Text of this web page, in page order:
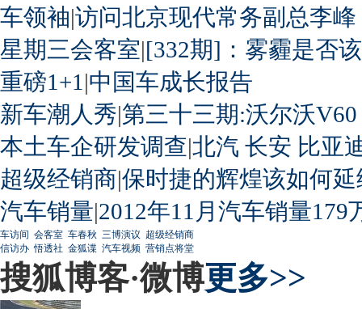
车领袖|访问北京现代常务副总李峰
星期三会客室|[332期]：雾霾是否
重磅1+1 |中国车成长报告
新车潮人秀|第三十三期:沃尔沃
本土车企研发调查|北汽 长安 比亚
超级经销商|保时捷的辉煌该如何延
汽车销量|2012年11月汽车销量179
车访间 会客室 车春秋 三博演议 超级经销商
信访办 悟透社 金狐谍 汽车视频 营销点将堂
搜狐博客·微博更多>>